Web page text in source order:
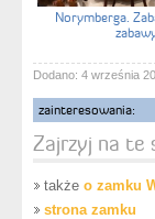
Norymberga.
Dodano: 4 września
zainteresowania:
Zajrzyj na te
także o zamku
strona zamku